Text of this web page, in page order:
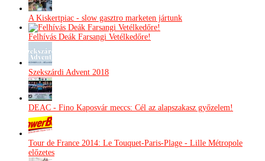
A Kiskertpiac - slow gasztro marketen jártunk
Felhívás Deák Farsangi Vetélkedőre!
Szekszárdi Advent 2018
DEAC - Fino Kaposvár meccs: Cél az alapszakasz győzelem!
Tour de France 2014: Le Touquet-Paris-Plage - Lille Métropole
előzetes